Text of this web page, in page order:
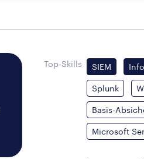
Top-Skills SIEM
Splunk
Basis-
Microsoft